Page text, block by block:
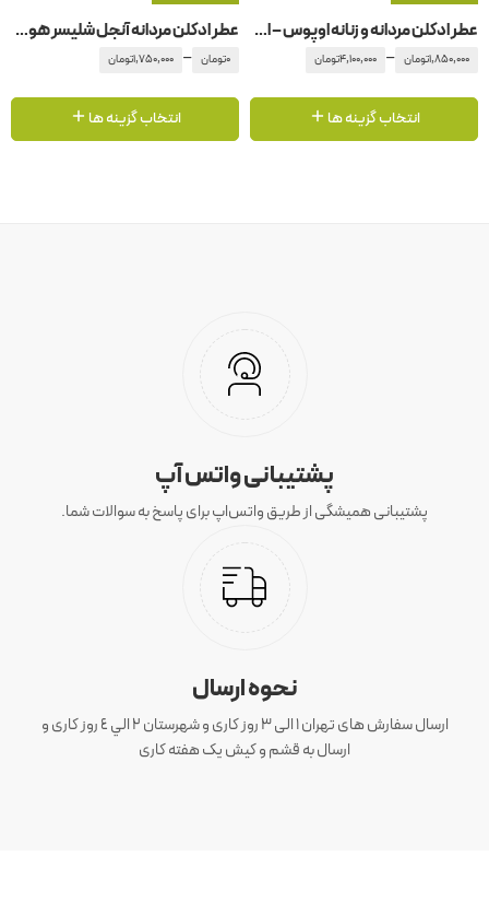
عطر ادکلن مردانه و زنانه اوپوس – اپوس 6 آمواج – آمواژ
1,850,000تومان –
4,100,000تومان
انتخاب گزینه ها
عطر ادکلن مردانه آنجل شلیسر هوم اورینتال ادیشن
0تومان –
1,750,000تومان
انتخاب گزینه ها
پشتیبانی واتس آپ
پشتیبانی همیشگی از طریق واتس‌اپ برای پاسخ به سوالات شما.
نحوه ارسال
ارسال سفارش های تهران 1 الی 3 روز کاری و شهرستان ٢ الي ٤ روز کاری و
ارسال به قشم و کیش یک هفته کاری